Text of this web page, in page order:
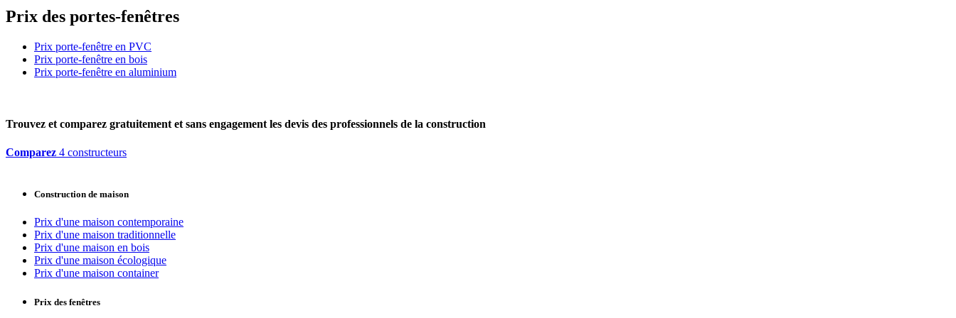
Prix des portes-fenêtres
Prix porte-fenêtre en PVC
Prix porte-fenêtre en bois
Prix porte-fenêtre en aluminium
Trouvez et comparez gratuitement et sans engagement les devis des professionnels de la construction
Comparez 4 constructeurs
Construction de maison
Prix d'une maison contemporaine
Prix d'une maison traditionnelle
Prix d'une maison en bois
Prix d'une maison écologique
Prix d'une maison container
Prix des fenêtres